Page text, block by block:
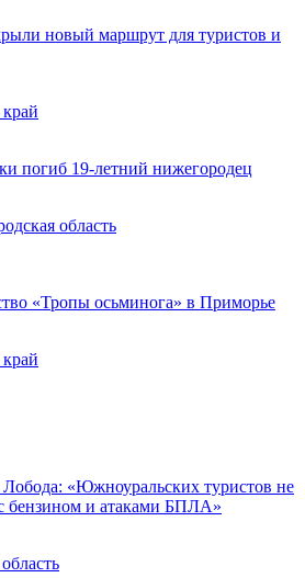
новый маршрут для туристов и
погиб 19-летний нижегородец
область
«Тропы осьминога» в Приморье
«Южноуральских туристов не
бензином и атаками БПЛА»